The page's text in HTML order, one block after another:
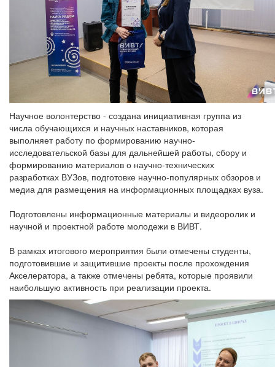
Научное волонтерство - создана инициативная группа из
числа обучающихся и научных наставников, которая
выполняет работу по формированию научно-
исследовательской базы для дальнейшей работы, сбору и
формированию материалов о научно-технических
разработках ВУЗов, подготовке научно-популярных обзоров и
медиа для размещения на информационных площадках вуза.
Подготовлены информационные материалы и видеоролик и
научной и проектной работе молодежи в ВИВТ.
В рамках итогового мероприятия были отмечены студенты,
подготовившие и защитившие проекты после прохождения
Акселератора, а также отмечены ребята, которые проявили
наибольшую активность при реализации проекта.